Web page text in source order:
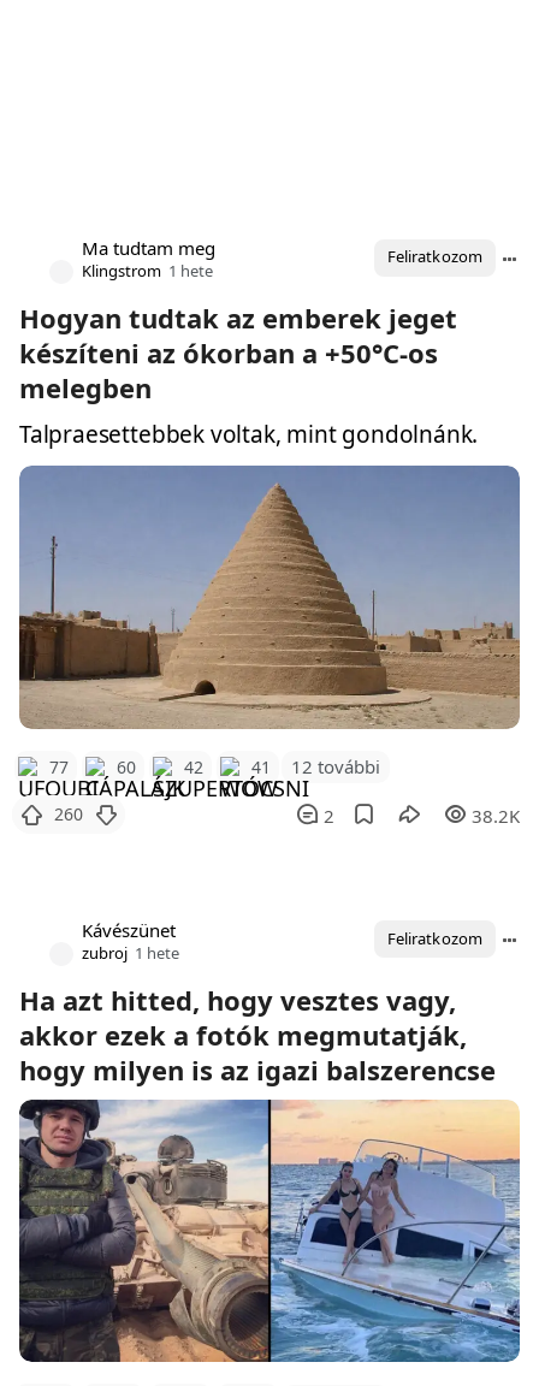
Ma tudtam meg
Klingstrom 1 hete
Feliratkozom
Hogyan tudtak az emberek jeget
készíteni az ókorban a +50°C-os
melegben
Talpraesettebbek voltak, mint gondolnánk.
77 60 42 41 12 további
260 2 38.2K
Kávészünet
zubroj 1 hete
Feliratkozom
Ha azt hitted, hogy vesztes vagy,
akkor ezek a fotók megmutatják,
hogy milyen is az igazi balszerencse